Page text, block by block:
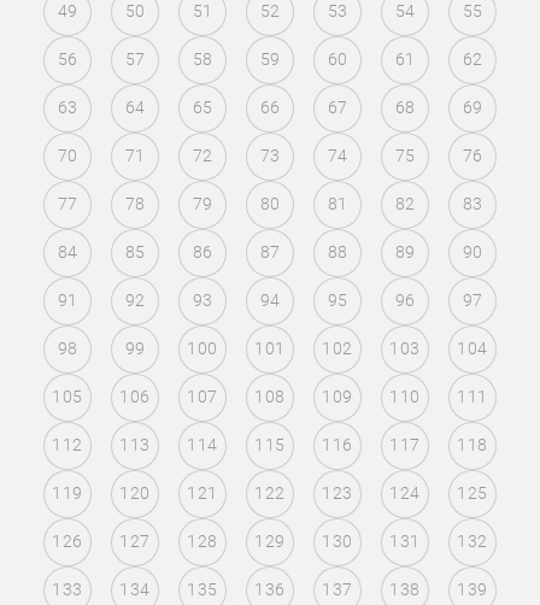
49 50 51 52 53 54 55
56 57 58 59 60 61 62
63 64 65 66 67 68 69
70 71 72 73 74 75 76
77 78 79 80 81 82 83
84 85 86 87 88 89 90
91 92 93 94 95 96 97
98 99 100 101 102 103 104
105 106 107 108 109 110 111
112 113 114 115 116 117 118
119 120 121 122 123 124 125
126 127 128 129 130 131 132
133 134 135 136 137 138 139